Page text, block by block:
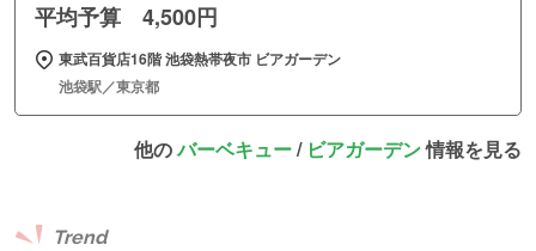
平均予算 4,500円
東武百貨店16階 池袋熱帯夜市 ビアガーデン
池袋駅／東京都
他のバーベキュー/ ビアガーデン情報を見る
Trend